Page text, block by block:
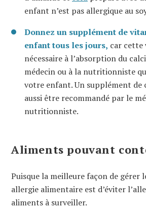
enfant n’est pas allergique au
Donnez un supplément de
enfant tous les jours, car cette
nécessaire à l’absorption du
médecin ou à la nutritionniste
votre enfant. Un supplément de
aussi être recommandé par le
nutritionniste.
Aliments pouvant
Puisque la meilleure façon de gérer
allergie alimentaire est d’éviter
aliments à surveiller.